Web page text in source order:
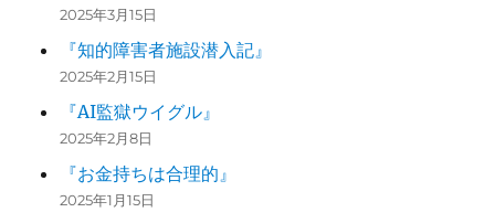
2025年3月15日
『知的障害者施設潜入記』
2025年2月15日
『AI監獄ウイグル』
2025年2月8日
『お金持ちは合理的』
2025年1月15日